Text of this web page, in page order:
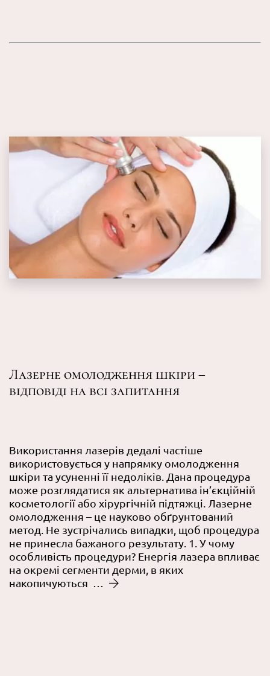
Лазерне омолодження шкіри –
відповіді на всі запитання
Використання лазерів дедалі частіше
використовується у напрямку омолодження
шкіри та усуненні її недоліків. Дана процедура
може розглядатися як альтернатива ін’єкційній
косметології або хірургічній підтяжці. Лазерне
омолодження – це науково обґрунтований
метод. Не зустрічались випадки, щоб процедура
не принесла бажаного результату. 1. У чому
особливість процедури? Енергія лазера впливає
на окремі сегменти дерми, в яких
накопичуються …